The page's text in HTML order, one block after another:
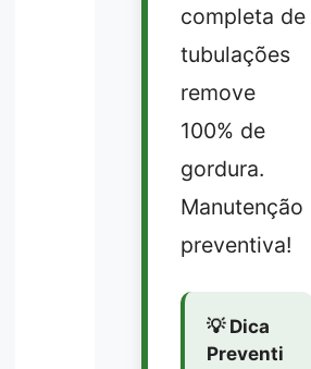
completa de
tubulações
remove
100% de
gordura.
Manutenção
preventiva!
💡 Dica
Preventi